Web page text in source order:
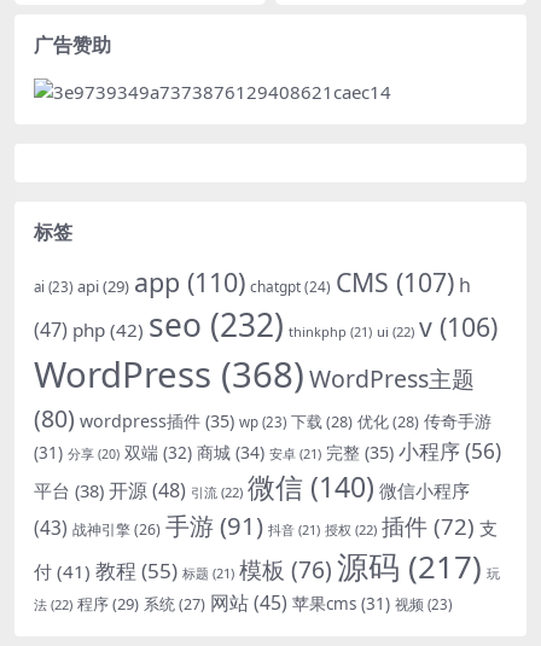
广告赞助
标签
ai (23) api(29) app (110) chatgpt(24) CMS (107) h
(47) php (42) seo (232) thinkphp (21) ui (22) v (106)
WordPress (368)WordPress主题
(80) wordpress插件 (35) wp (23) 下载(28) 优化(28) 传奇手游
(31) 分享 (20) 双端 (32) 商城 (34) 安卓 (21) 完整 (35) 小程序(56)
平台 (38) 开源(48) 引流 (22) 微信 (140) 微信小程序
(43) 战神引擎(26) 手游(91) 抖音 (21) 授权 (22) 插件 (72) 支
付 (41) 教程 (55) 标题 (21) 模板 (76)源码 (217) 玩
法 (22) 程序(29) 系统(27) 网站(45) 苹果cms (31) 视频 (23)